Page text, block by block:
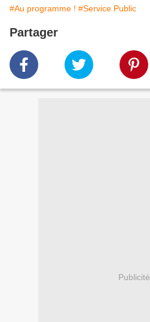
#Au programme ! #Service Public
Partager
Publicité